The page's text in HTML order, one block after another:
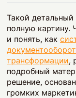
Такой
полную картину.
и понять, как
трансформации,
подробный
решение,
громких